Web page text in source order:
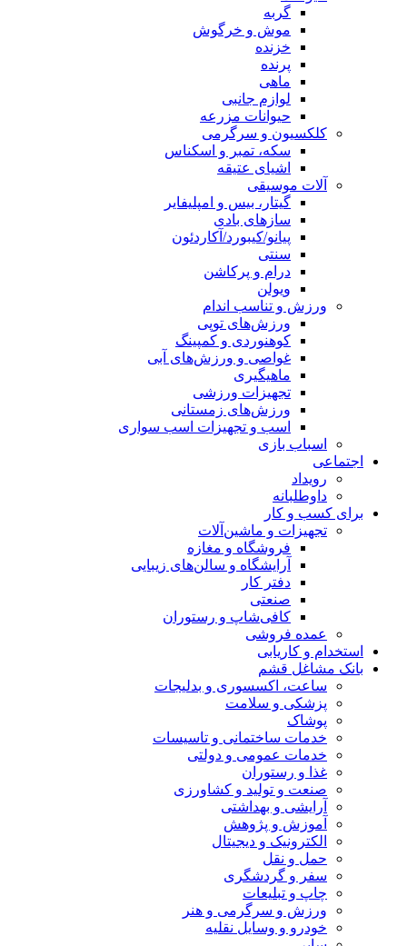
گربه
موش و خرگوش
خزنده
پرنده
ماهی
لوازم جانبی
حیوانات مزرعه
کلکسیون و سرگرمی
سکه، تمبر و اسکناس
اشیای عتیقه
آلات موسیقی
گیتار، بیس و امپلیفایر
سازهای بادی
پیانو/کیبورد/آکاردئون
سنتی
درام و پرکاشن
ویولن
ورزش و تناسب اندام
ورزش‌های توپی
کوهنوردی و کمپینگ
غواصی و ورزش‌های آبی
ماهیگیری
تجهیزات ورزشی
ورزش‌های زمستانی
اسب و تجهیزات اسب سواری
اسباب‌ بازی
اجتماعی
رویداد
داوطلبانه
برای کسب و کار
تجهیزات و ماشین‌آلات
فروشگاه و مغازه
آرایشگاه و سالن‌های زیبایی
دفتر کار
صنعتی
کافی‌شاپ و رستوران
عمده فروشی
استخدام و کاریابی
بانک مشاغل قشم
ساعت، اکسسوری و بدلیجات
پزشکی و سلامت
پوشاک
خدمات ساختمانی و تاسیسات
خدمات عمومی و دولتی
غذا و رستوران
صنعت و تولید و کشاورزی
آرایشی و بهداشتی
آموزش و پژوهش
الکترونیک و دیجیتال
حمل و نقل
سفر و گردشگری
چاپ و تبلیعات
ورزش و سرگرمی و هنر
خودرو و وسایل نقلیه